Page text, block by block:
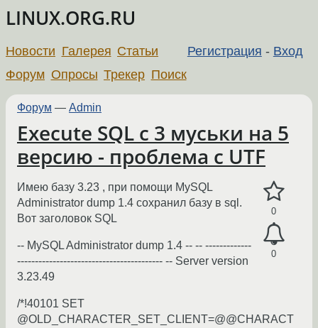
LINUX.ORG.RU
Регистрация - Вход
Новости Галерея Статьи
Форум Опросы Трекер Поиск
Форум — Admin
Execute SQL c 3 муськи на 5
версию - проблема с UTF
0
0
Имею базу 3.23 , при помощи MySQL
Administrator dump 1.4 сохранил базу в sql.
Вот заголовок SQL
-- MySQL Administrator dump 1.4 -- -- -------------
----------------------------------------- -- Server version
3.23.49
/*!40101 SET
@OLD_CHARACTER_SET_CLIENT=@@CHARACT